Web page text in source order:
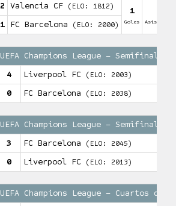
2 Valencia CF (ELO: 1812) 1
Goles
1 FC Barcelona (ELO: 2000)
UEFA Champions League –
4 Liverpool FC (ELO: 2003)
0 FC Barcelona (ELO: 2038)
UEFA Champions League –
3 FC Barcelona (ELO: 2045)
0 Liverpool FC (ELO: 2013)
UEFA Champions League – Cuartos